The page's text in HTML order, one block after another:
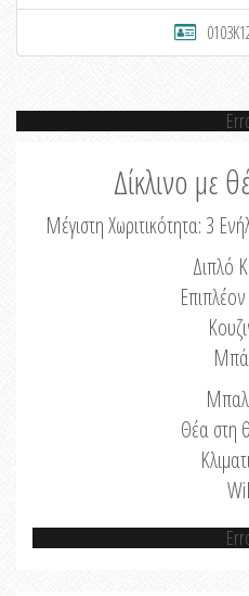
Δίκλινο με
Μέγιστη Χωριτικότητα: 3
Διπλό
Θέα στη